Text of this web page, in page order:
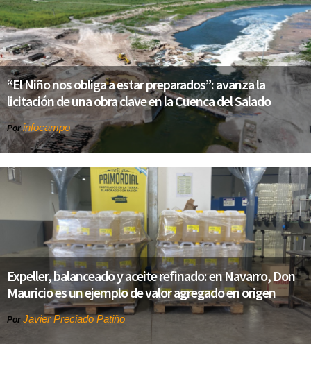
“El Niño nos obliga a estar preparados”: avanza la
licitación de una obra clave en la Cuenca del Salado
Porinfocampo
Expeller, balanceado y aceite refinado: en Navarro, Don
Mauricio es un ejemplo de valor agregado en origen
Por Javier Preciado Patiño